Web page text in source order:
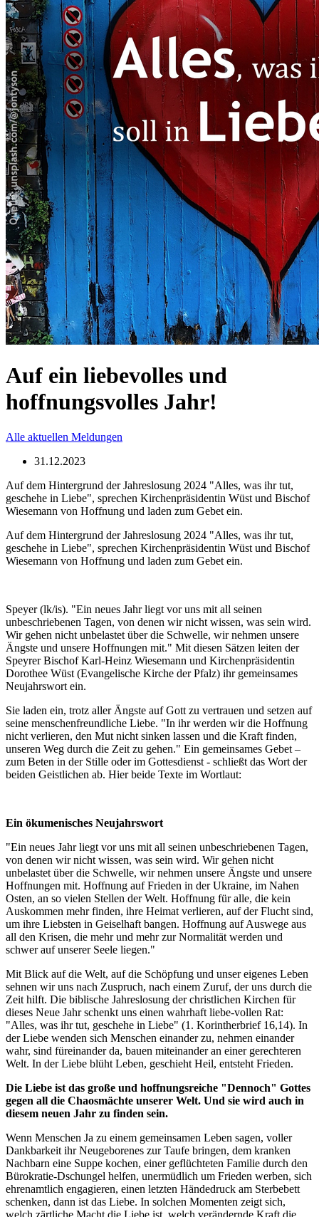
Auf ein liebevolles und
hoffnungsvolles Jahr!
Alle aktuellen Meldungen
31.12.2023
Auf dem Hintergrund der Jahreslosung 2024 "Alles, was ihr tut,
geschehe in Liebe", sprechen Kirchenpräsidentin Wüst und Bischof
Wiesemann von Hoffnung und laden zum Gebet ein.
Auf dem Hintergrund der Jahreslosung 2024 "Alles, was ihr tut,
geschehe in Liebe", sprechen Kirchenpräsidentin Wüst und Bischof
Wiesemann von Hoffnung und laden zum Gebet ein.
Speyer (lk/is). "Ein neues Jahr liegt vor uns mit all seinen
unbeschriebenen Tagen, von denen wir nicht wissen, was sein wird.
Wir gehen nicht unbelastet über die Schwelle, wir nehmen unsere
Ängste und unsere Hoffnungen mit." Mit diesen Sätzen leiten der
Speyrer Bischof Karl-Heinz Wiesemann und Kirchenpräsidentin
Dorothee Wüst (Evangelische Kirche der Pfalz) ihr gemeinsames
Neujahrswort ein.
Sie laden ein, trotz aller Ängste auf Gott zu vertrauen und setzen auf
seine menschenfreundliche Liebe. "In ihr werden wir die Hoffnung
nicht verlieren, den Mut nicht sinken lassen und die Kraft finden,
unseren Weg durch die Zeit zu gehen." Ein gemeinsames Gebet –
zum Beten in der Stille oder im Gottesdienst - schließt das Wort der
beiden Geistlichen ab. Hier beide Texte im Wortlaut:
Ein ökumenisches Neujahrswort
"Ein neues Jahr liegt vor uns mit all seinen unbeschriebenen Tagen,
von denen wir nicht wissen, was sein wird. Wir gehen nicht
unbelastet über die Schwelle, wir nehmen unsere Ängste und unsere
Hoffnungen mit. Hoffnung auf Frieden in der Ukraine, im Nahen
Osten, an so vielen Stellen der Welt. Hoffnung für alle, die kein
Auskommen mehr finden, ihre Heimat verlieren, auf der Flucht sind,
um ihre Liebsten in Geiselhaft bangen. Hoffnung auf Auswege aus
all den Krisen, die mehr und mehr zur Normalität werden und
schwer auf unserer Seele liegen."
Mit Blick auf die Welt, auf die Schöpfung und unser eigenes Leben
sehnen wir uns nach Zuspruch, nach einem Zuruf, der uns durch die
Zeit hilft. Die biblische Jahreslosung der christlichen Kirchen für
dieses Neue Jahr schenkt uns einen wahrhaft liebe-vollen Rat:
"Alles, was ihr tut, geschehe in Liebe" (1. Korintherbrief 16,14). In
der Liebe wenden sich Menschen einander zu, nehmen einander
wahr, sind füreinander da, bauen miteinander an einer gerechteren
Welt. In der Liebe blüht Leben, geschieht Heil, entsteht Frieden.
Die Liebe ist das große und hoffnungsreiche "Dennoch" Gottes
gegen all die Chaosmächte unserer Welt. Und sie wird auch in
diesem neuen Jahr zu finden sein.
Wenn Menschen Ja zu einem gemeinsamen Leben sagen, voller
Dankbarkeit ihr Neugeborenes zur Taufe bringen, dem kranken
Nachbarn eine Suppe kochen, einer geflüchteten Familie durch den
Bürokratie-Dschungel helfen, unermüdlich um Frieden werben, sich
ehrenamtlich engagieren, einen letzten Händedruck am Sterbebett
schenken, dann ist das Liebe. In solchen Momenten zeigt sich,
welch zärtliche Macht die Liebe ist, welch verändernde Kraft die